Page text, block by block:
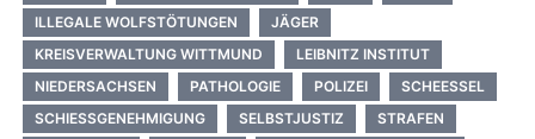
ILLEGALE WOLFSTÖTUNGEN
JÄGER
KREISVERWALTUNG WITTMUND
LEIBNITZ INSTITUT
NIEDERSACHSEN
PATHOLOGIE POLIZEI
SCHEESSEL
SCHIESSGENEHMIGUNG
SELBSTJUSTIZ
STRAFEN